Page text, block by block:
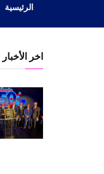
الرئيسية
اخر الأخبار